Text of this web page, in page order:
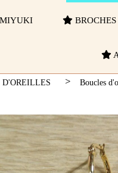
MIYUKI BROCHES
D'OREILLES Boucles